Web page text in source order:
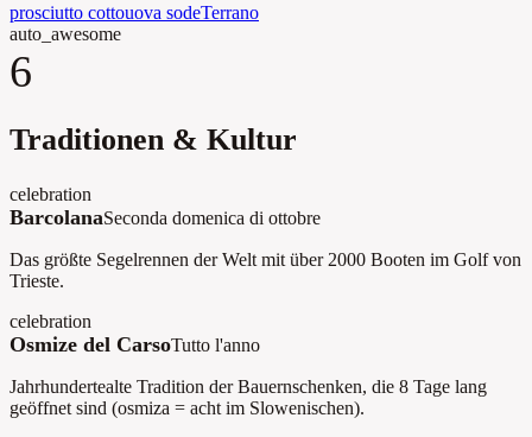
prosciutto cottouova sodeTerrano
auto_awesome
6
Traditionen & Kultur
celebration
BarcolanaSeconda domenica di ottobre
Das größte Segelrennen der Welt mit über 2000 Booten im Golf von
Trieste.
celebration
Osmize del CarsoTutto l'anno
Jahrhundertealte Tradition der Bauernschenken, die 8 Tage lang
geöffnet sind (osmiza = acht im Slowenischen).